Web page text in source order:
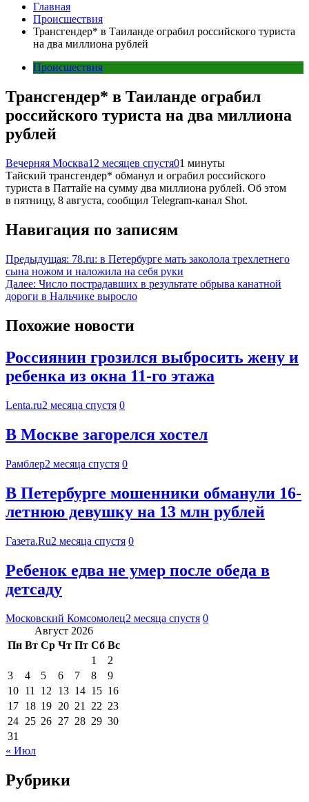
Главная
Происшествия
Трансгендер* в Таиланде ограбил российского туриста
на два миллиона рублей
Происшествия
Трансгендер* в Таиланде ограбил
российского туриста на два миллиона
рублей
Вечерняя Москва12 месяцев спустя01 минуты
Тайский трансгендер* обманул и ограбил российского
туриста в Паттайе на сумму два миллиона рублей. Об этом
в пятницу, 8 августа, сообщил Telegram-канал Shot.
Навигация по записям
Предыдущая: 78.ru: в Петербурге мать заколола трехлетнего
сына ножом и наложила на себя руки
Далее: Число пострадавших в результате обрыва канатной
дороги в Нальчике выросло
Похожие новости
Россиянин грозился выбросить жену и
ребенка из окна 11-го этажа
Lenta.ru2 месяца спустя 0
В Москве загорелся хостел
Рамблер2 месяца спустя 0
В Петербурге мошенники обманули 16-
летнюю девушку на 13 млн рублей
Газета.Ru2 месяца спустя 0
Ребенок едва не умер после обеда в
детсаду
Московский Комсомолец2 месяца спустя 0
Август 2026
Пн Вт Ср Чт Пт Сб Вс
1
2
3
4 5 6 7 8
9
10 11 12 13 14 15 16
17 18 19 20 21 22 23
24 25 26 27 28 29 30
31
« Июл
Рубрики